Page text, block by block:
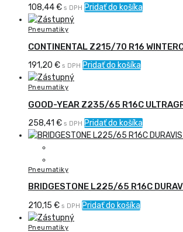
108,44€ s DPH Pridať do košíka
Pneumatiky
CONTINENTAL Z215/70 R16
191,20 € s DPH Pridať do košíka
Pneumatiky
GOOD-YEAR Z235/65 R16C
258,41 € s DPH Pridať do košíka
Pneumatiky
BRIDGESTONE L225/65 R16C
210,15 € s DPH Pridať do košíka
Pneumatiky